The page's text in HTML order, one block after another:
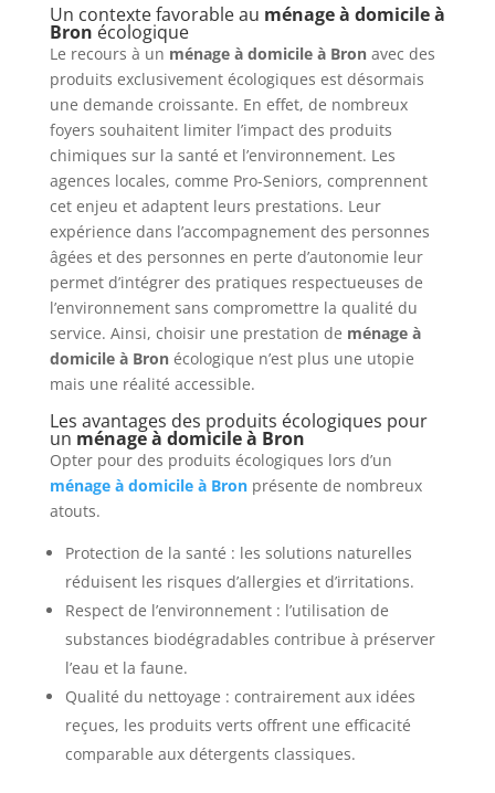
Un contexte favorable au ménage à domicile à
Bron écologique
Le recours à un ménage à domicile à Bronavec des
produits exclusivement écologiques est désormais
une demande croissante. En effet, de nombreux
foyers souhaitent limiter l’impact des produits
chimiques sur la santé et l’environnement. Les
agences locales, comme Pro-Seniors, comprennent
cet enjeu et adaptent leurs prestations. Leur
expérience dans l’accompagnement des personnes
âgées et des personnes en perte d’autonomie leur
permet d’intégrer des pratiques respectueuses de
l’environnement sans compromettre la qualité du
service. Ainsi, choisir une prestation de ménage à
domicile à Bronécologique n’est plus une utopie
mais une réalité accessible.
Les avantages des produits écologiques pour
un ménage à domicile à Bron
Opter pour des produits écologiques lors d’un
ménage à domicile à Bron présente de nombreux
atouts.
Protection de la santé : les solutions naturelles
réduisent les risques d’allergies et d’irritations.
Respect de l’environnement : l’utilisation de
substances biodégradables contribue à préserver
l’eau et la faune.
Qualité du nettoyage : contrairement aux idées
reçues, les produits verts offrent une efficacité
comparable aux détergents classiques.